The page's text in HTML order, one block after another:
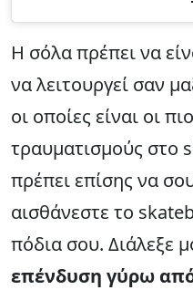
Η σόλα πρέπει να
να λειτουργεί σαν
οι οποίες είναι οι
τραυματισμούς στο
πρέπει επίσης να
αισθάνεστε το
πόδια σου. Διάλεξε
επένδυση γύρω